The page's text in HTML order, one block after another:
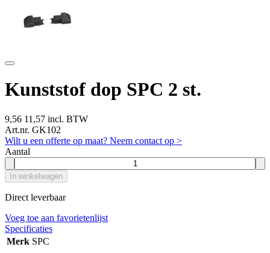
Kunststof dop SPC 2 st.
9,56 11,57 incl. BTW
Art.nr. GK102
Wilt u een offerte op maat? Neem contact op >
Aantal
In winkelwagen
Direct leverbaar
Voeg toe aan favorietenlijst
Specificaties
Merk SPC